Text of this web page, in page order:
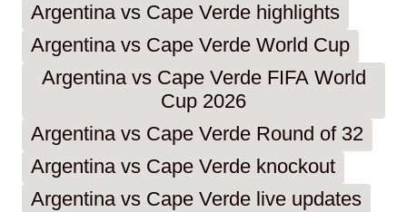
Argentina vs Cape Verde highlights
Argentina vs Cape Verde World Cup
Argentina vs Cape Verde FIFA World
Cup 2026
Argentina vs Cape Verde Round of 32
Argentina vs Cape Verde knockout
Argentina vs Cape Verde live updates